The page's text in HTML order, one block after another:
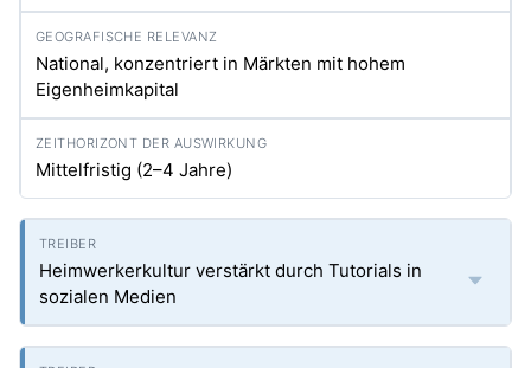
National, konzentriert in Märkten mit hohem
Eigenheimkapital
Mittelfristig (2–4 Jahre)
Heimwerkerkultur verstärkt durch Tutorials in
sozialen Medien